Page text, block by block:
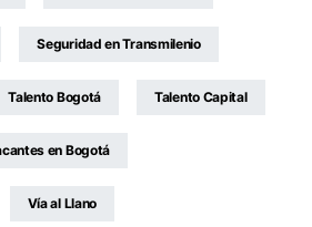
Seguridad en Transmilenio
Talento Bogotá Talento Capital
en Bogotá
Vía al Llano